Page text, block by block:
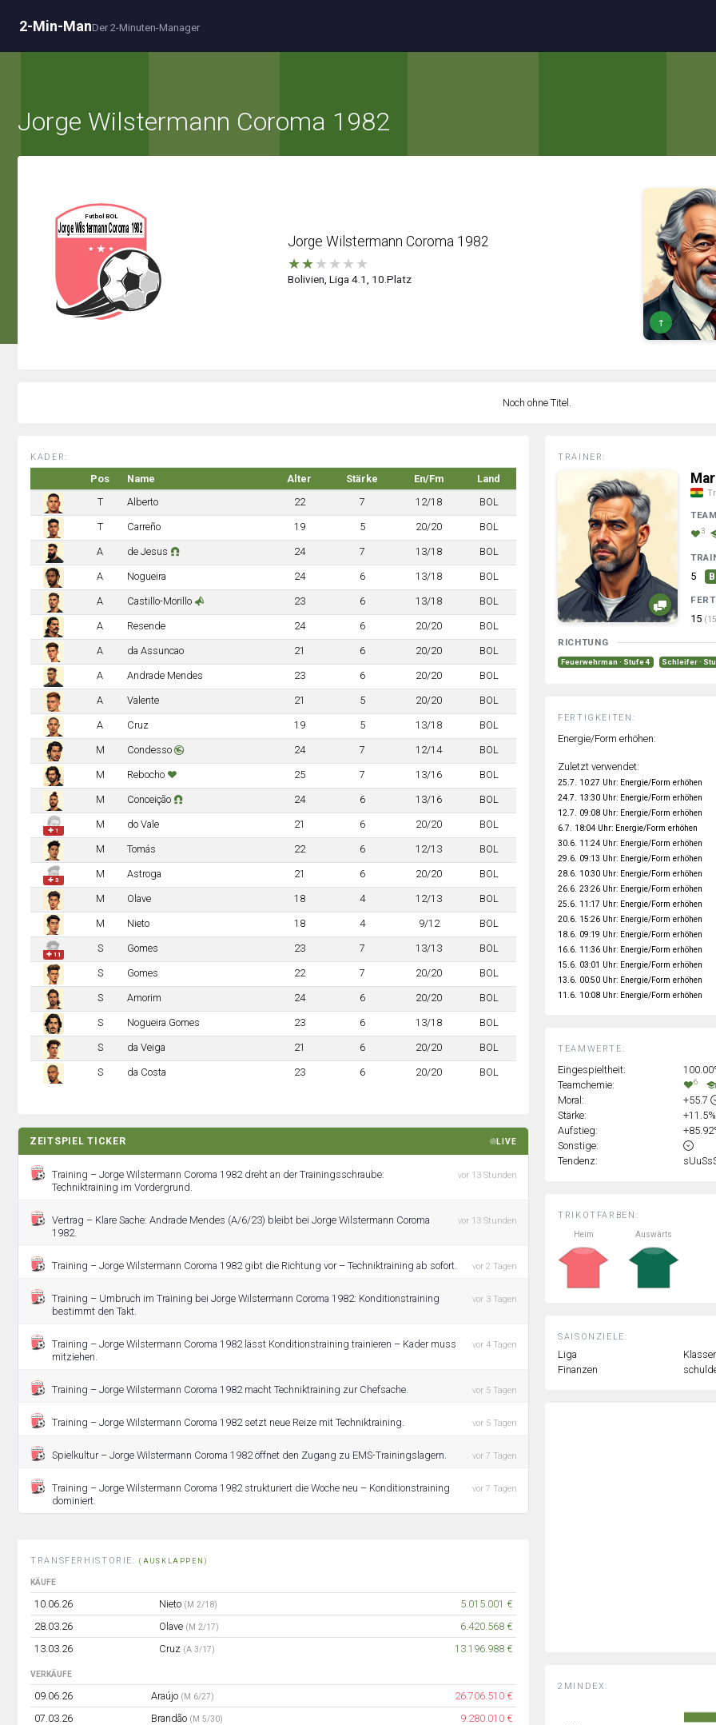
2-Min-ManDer 2-Minuten-Manager
Jorge Wilstermann Coroma 1982
Jorge Wilstermann Coroma 1982
★★★ ★ ★ ★
Bolivien, Liga 4.1, 10.Platz
↑
Noch ohne Titel.
KADER:
Pos Name Alter Stärke En/Fm
Land
T
Alberto 22 7 12/18 BOL
T Carreño 19 5 20/20 BOL
A de Jesus 24 7 13/18 BOL
A Nogueira 24 6 13/18 BOL
A Castillo-Morillo 23 6 13/18 BOL
A Resende 24 6 20/20 BOL
A da Assuncao 21 6 20/20 BOL
A Andrade Mendes 23 6 20/20 BOL
A Valente 21 5 20/20 BOL
A Cruz 19 5 13/18 BOL
M Condesso 24 7 12/14 BOL
M Rebocho 25 7 13/16 BOL
M Conceição 24 6 13/16 BOL
✚ 1
M do Vale 21 6 20/20 BOL
M Tomás 22 6 12/13 BOL
✚ 3
M Astroga 21 6 20/20 BOL
M Olave 18 4 12/13 BOL
M Nieto 18 4 9/12 BOL
✚ 11
S Gomes 23 7 13/13 BOL
S Gomes 22 7 20/20 BOL
S Amorim 24 6 20/20 BOL
S Nogueira Gomes 23 6 13/18 BOL
S da Veiga 21 6 20/20 BOL
S da Costa 23 6 20/20 BOL
ZEITSPIEL TICKER LIVE
Training – Jorge Wilstermann Coroma 1982 dreht an der Trainingsschraube:
Techniktraining im Vordergrund.
vor 13 Stunden
Vertrag – Klare Sache: Andrade Mendes (A/6/23) bleibt bei Jorge Wilstermann Coroma
1982.
vor 13 Stunden
Training – Jorge Wilstermann Coroma 1982 gibt die Richtung vor – Techniktraining ab sofort. vor 2 Tagen
Training – Umbruch im Training bei Jorge Wilstermann Coroma 1982: Konditionstraining
bestimmt den Takt.
vor 3 Tagen
Training – Jorge Wilstermann Coroma 1982 lässt Konditionstraining trainieren – Kader muss
mitziehen.
vor 4 Tagen
Training – Jorge Wilstermann Coroma 1982 macht Techniktraining zur Chefsache. vor 5 Tagen
Training – Jorge Wilstermann Coroma 1982 setzt neue Reize mit Techniktraining. vor 5 Tagen
Spielkultur – Jorge Wilstermann Coroma 1982 öffnet den Zugang zu EMS-Trainingslagern. vor 7 Tagen
Training – Jorge Wilstermann Coroma 1982 strukturiert die Woche neu – Konditionstraining
dominiert.
vor 7 Tagen
TRANSFERHISTORIE:(AUSKLAPPEN)
KÄUFE
10.06.26 Nieto (M 2/18)
5.015.001 €
28.03.26
Olave (M 2/17)
6.420.568 €
13.03.26
Cruz (A 3/17) 13.196.988 €
VERKÄUFE
09.06.26 Araújo (M 6/27)
26.706.510 €
07.03.26
Brandão (M 5/30)
9.280.010 €
TRIKOTFARBEN:
Heim
Auswärts
SAISONZIELE:
Liga
Finanzen
2MINDEX:
TEAMWERTE:
Eingespieltheit:
Teamchemie:
6
Moral:
+55.7
Stärke:
+11.5%
Aufstieg:
Sonstige:
Tendenz:
TRAINER:
3
5
15
RICHTUNG
Feuerwehrman · Stufe 4 Schleifer ·
FERTIGKEITEN:
Energie/Form erhöhen:
Zuletzt verwendet:
25.7. 10:27 Uhr: Energie/Form erhöhen
24.7. 13:30 Uhr: Energie/Form erhöhen
12.7. 09:08 Uhr: Energie/Form erhöhen
6.7. 18:04 Uhr: Energie/Form erhöhen
30.6. 11:24 Uhr: Energie/Form erhöhen
29.6. 09:13 Uhr: Energie/Form erhöhen
28.6. 10:30 Uhr: Energie/Form erhöhen
26.6. 23:26 Uhr: Energie/Form erhöhen
25.6. 11:17 Uhr: Energie/Form erhöhen
20.6. 15:26 Uhr: Energie/Form erhöhen
18.6. 09:19 Uhr: Energie/Form erhöhen
16.6. 11:36 Uhr: Energie/Form erhöhen
15.6. 03:01 Uhr: Energie/Form erhöhen
13.6. 00:50 Uhr: Energie/Form erhöhen
11.6. 10:08 Uhr: Energie/Form erhöhen